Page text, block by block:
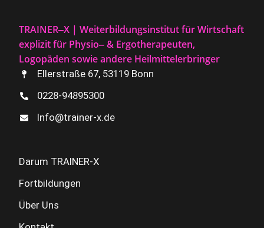
TRAINER‒X | Weiterbildungsinstitut für Wirtschaft
explizit für Physio‒ & Ergotherapeuten,
Logopäden sowie andere Heilmittelerbringer
Ellerstraße 67, 53119 Bonn
0228-94895300
Info@trainer-x.de
Darum TRAINER-X
Fortbildungen
Über Uns